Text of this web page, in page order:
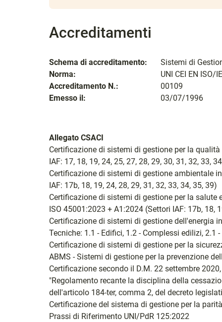
Accreditamenti
Schema di accreditamento:
Sistemi di
Norma:
UNI CEI EN ISO/
Accreditamento N.:
00109
Emesso il:
03/07/1996
Allegato CSACI
Certificazione di sistemi di gestione per la
IAF: 17, 18, 19, 24, 25, 27, 28, 29, 30, 31, 32, 33,
Certificazione di sistemi di gestione ambientale
IAF: 17b, 18, 19, 24, 28, 29, 31, 32, 33, 34, 35, 39)
Certificazione di sistemi di gestione per la
ISO 45001:2023 + A1:2024 (Settori IAF: 17b, 18,
Certificazione di sistemi di gestione dell'energia
Tecniche: 1.1 - Edifici, 1.2 - Complessi edilizi, 2.1
Certificazione di sistemi di gestione per la
ABMS - Sistemi di gestione per la prevenzione
Certificazione secondo il D.M. 22 settembre
"Regolamento recante la disciplina della
dell'articolo 184-ter, comma 2, del decreto
Certificazione del sistema di gestione per la
Prassi di Riferimento UNI/PdR 125:2022